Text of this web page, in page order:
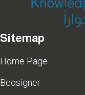
Sitemap
Home Page
Beosigner